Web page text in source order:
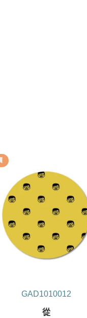
GAD1010012
從